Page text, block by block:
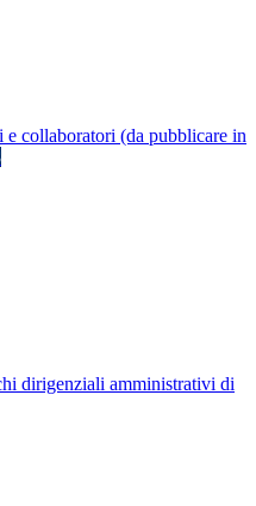
e collaboratori (da pubblicare in
dirigenziali amministrativi di